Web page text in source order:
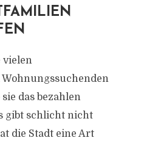
vielen
das bezahlen
gibt schlicht nicht
die Stadt eine Art